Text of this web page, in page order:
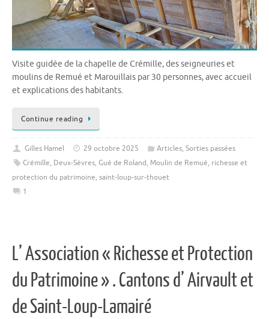
Visite guidée de la chapelle de Crémille, des seigneuries et
moulins de Remué et Marouillais par 30 personnes, avec accueil
et explications des habitants.
Continue reading
Gilles Hamel 29 octobre 2025 Articles, Sorties passées
Crémille, Deux-Sèvres, Gué de Roland, Moulin de Remué, richesse et
protection du patrimoine, saint-loup-sur-thouet
1
L’ Association « Richesse et Protection
du Patrimoine » . Cantons d’ Airvault et
de Saint-Loup-Lamairé